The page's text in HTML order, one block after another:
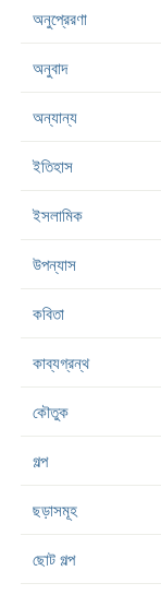
অনুপ্রেরণা
অনুবাদ
অন্যান্য
ইতিহাস
ইসলামিক
উপন্যাস
কবিতা
কাব্যগ্রন্থ
কৌতুক
গল্প
ছড়াসমূহ
ছোট গল্প